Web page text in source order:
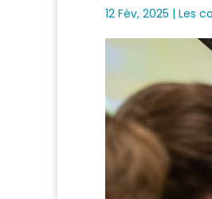
12 Fév, 2025 | Les